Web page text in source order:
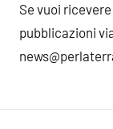
Se vuoi
pubblicazioni